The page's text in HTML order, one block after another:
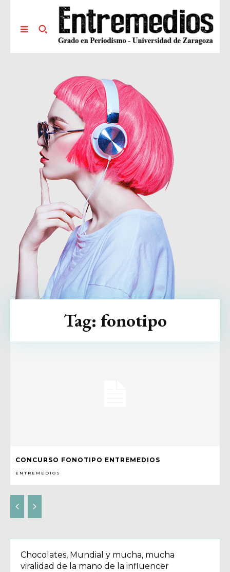
CONCURSO FONOTIPO ENTREMEDIOS
ENTREMEDIOS
Tag: fonotipo
Chocolates, Mundial y mucha, mucha
viralidad de la mano de la influencer